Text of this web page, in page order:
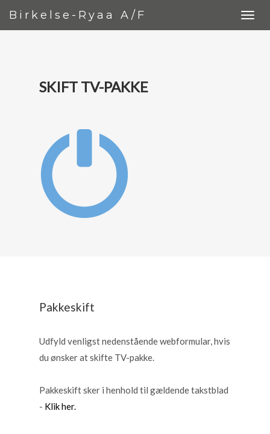
Birkelse-Ryaa A/F
SKIFT TV-PAKKE
Pakkeskift
Udfyld venligst nedenstående webformular, hvis
du ønsker at skifte TV-pakke.
Pakkeskift sker i henhold til gældende takstblad
- Klik her.